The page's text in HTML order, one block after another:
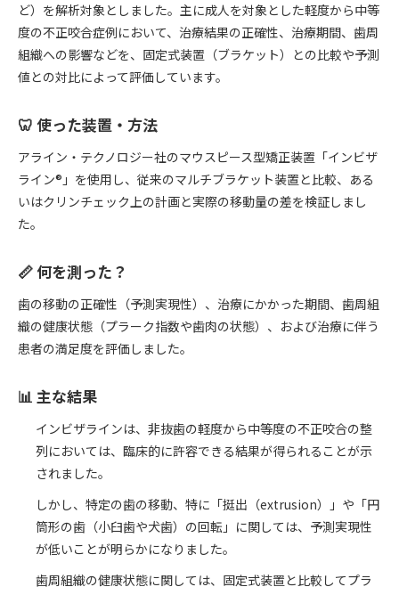
ど）を解析対象としました。主に成人を対象とした軽度から中等
度の不正咬合症例において、治療結果の正確性、治療期間、歯周
組織への影響などを、固定式装置（ブラケット）との比較や予測
値との対比によって評価しています。
🦷 使った装置・方法
アライン・テクノロジー社のマウスピース型矯正装置「インビザ
ライン®」を使用し、従来のマルチブラケット装置と比較、ある
いはクリンチェック上の計画と実際の移動量の差を検証しまし
た。
📏 何を測った？
歯の移動の正確性（予測実現性）、治療にかかった期間、歯周組
織の健康状態（プラーク指数や歯肉の状態）、および治療に伴う
患者の満足度を評価しました。
📊 主な結果
インビザラインは、非抜歯の軽度から中等度の不正咬合の整
列においては、臨床的に許容できる結果が得られることが示
されました。
しかし、特定の歯の移動、特に「挺出（extrusion）」や「円
筒形の歯（小臼歯や犬歯）の回転」に関しては、予測実現性
が低いことが明らかになりました。
歯周組織の健康状態に関しては、固定式装置と比較してプラ